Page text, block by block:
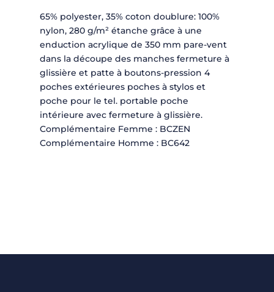
65% polyester, 35% coton doublure: 100%
nylon, 280 g/m² étanche grâce à une
enduction acrylique de 350 mm pare-vent
dans la découpe des manches fermeture à
glissière et patte à boutons-pression 4
poches extérieures poches à stylos et
poche pour le tel. portable poche
intérieure avec fermeture à glissière.
Complémentaire Femme : BCZEN
Complémentaire Homme : BC642